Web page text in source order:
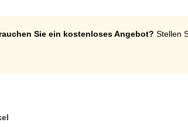
zu erfüllen. Eine schöne Dekoration und
den Tag perfekt zu machen. Ob nachhaltige
von Werbeartikeln kann effektiv und
Gravur oder Aufdruck tragen dazu bei, den
Hochwertige Materialien wie Kunststoff
Mit der richtigen Auswahl und
Sie ein kostenloses Angebot? Stellen